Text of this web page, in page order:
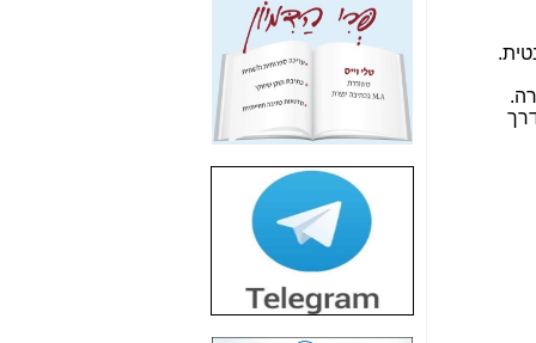
"יש אפליה בחקירה"?
חשיפה: למה השר
משה כחלון לא נחקר
עד היום? -
כאן
הדומה לזו של "תיק
4000" אך בתחום
הסלולר -
חשיפת מה שלא
רוצים שתדעו בעניין
פריסת אנלימיטד
(בניחוח בלתי נסבל) -
כאן